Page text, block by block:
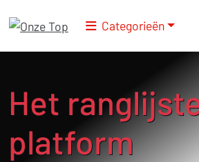
Categorieën
Het
platform